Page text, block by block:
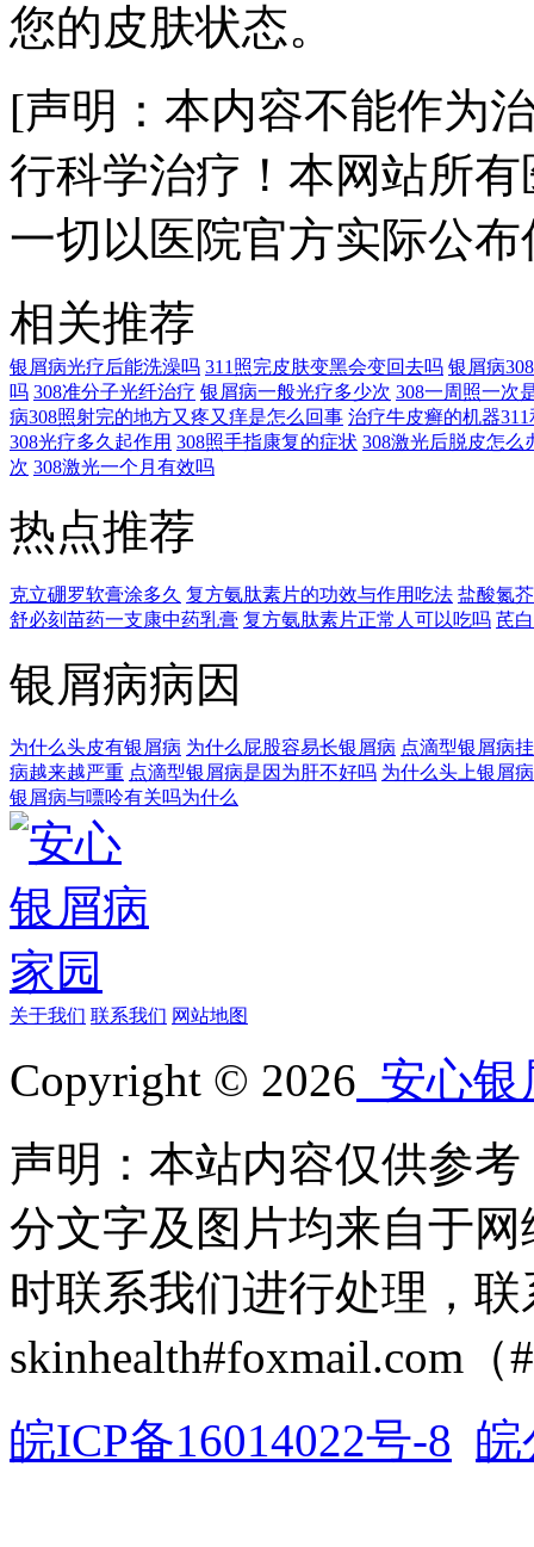
您的皮肤状态。
[声明：本内容不能作为
行科学治疗！本网站所
一切以医院官方实际公
相关推荐
银屑病光疗后能洗澡吗 311照完皮肤变黑会变回去吗 银屑病
吗 308准分子光纤治疗 银屑病一般光疗多少次 308一周照一次
病308照射完的地方又疼又痒是怎么回事 治疗牛皮癣的机器
308光疗多久起作用 308照手指康复的症状 308激光后脱皮怎么
次 308激光一个月有效吗
热点推荐
克立硼罗软膏涂多久 复方氨肽素片的功效与作用吃法 盐酸氮
舒必刻苗药一支康中药乳膏 复方氨肽素片正常人可以吃吗 芪
银屑病病因
为什么头皮有银屑病 为什么屁股容易长银屑病 点滴型银屑病
病越来越严重 点滴型银屑病是因为肝不好吗 为什么头上银屑
银屑病与嘌呤有关吗为什么
关于我们 联系我们 网站地图
Copyright © 2026 安心银
声明：本站内容仅供参
分文字及图片均来自于
时联系我们进行处理，
skinhealth#foxmail.com（
皖ICP备16014022号-8 皖